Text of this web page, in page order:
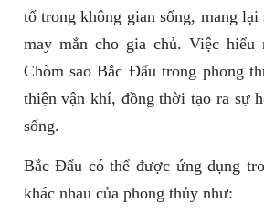
tố trong không gian sống, mang
may mắn cho gia chủ. Việc hiểu
Chòm sao Bắc Đẩu trong phong
thiện vận khí, đồng thời tạo ra sự
sống.
Bắc Đẩu có thể được ứng dụng
khác nhau của phong thủy như: